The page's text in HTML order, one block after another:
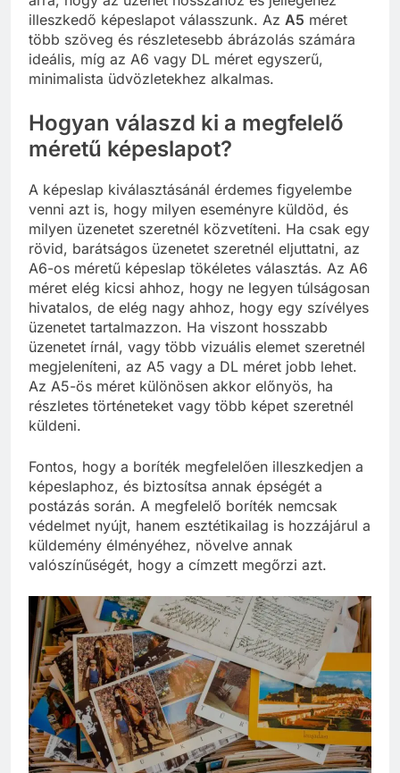
illeszkedő képeslapot válasszunk. Az A5 méret
több szöveg és részletesebb ábrázolás számára
ideális, míg az A6 vagy DL méret egyszerű,
minimalista üdvözletekhez alkalmas.
Hogyan válaszd ki a megfelelő
méretű képeslapot?
A képeslap kiválasztásánál érdemes figyelembe
venni azt is, hogy milyen eseményre küldöd, és
milyen üzenetet szeretnél közvetíteni. Ha csak egy
rövid, barátságos üzenetet szeretnél eljuttatni, az
A6-os méretű képeslap tökéletes választás. Az A6
méret elég kicsi ahhoz, hogy ne legyen túlságosan
hivatalos, de elég nagy ahhoz, hogy egy szívélyes
üzenetet tartalmazzon. Ha viszont hosszabb
üzenetet írnál, vagy több vizuális elemet szeretnél
megjeleníteni, az A5 vagy a DL méret jobb lehet.
Az A5-ös méret különösen akkor előnyös, ha
részletes történeteket vagy több képet szeretnél
küldeni.
Fontos, hogy a boríték megfelelően illeszkedjen a
képeslaphoz, és biztosítsa annak épségét a
postázás során. A megfelelő boríték nemcsak
védelmet nyújt, hanem esztétikailag is hozzájárul a
küldemény élményéhez, növelve annak
valószínűségét, hogy a címzett megőrzi azt.